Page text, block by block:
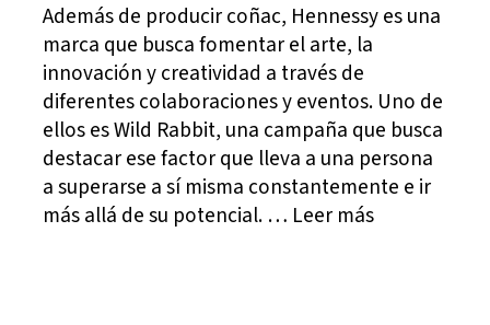
Además de producir coñac, Hennessy es una
marca que busca fomentar el arte, la
innovación y creatividad a través de
diferentes colaboraciones y eventos. Uno de
ellos es Wild Rabbit, una campaña que busca
destacar ese factor que lleva a una persona
a superarse a sí misma constantemente e ir
más allá de su potencial. … Leer más